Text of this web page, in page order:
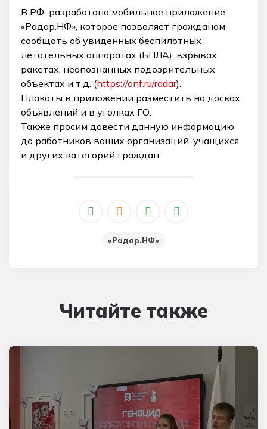
В РФ разработано мобильное приложение
«Радар.НФ», которое позволяет гражданам
сообщать об увиденных беспилотных
летательных аппаратах (БПЛА), взрывах,
ракетах, неопознанных подозрительных
объектах и т.д. (https://onf.ru/radar).
Плакаты в приложении разместить на досках
объявлений и в уголках ГО.
Также просим довести данную информацию
до работников ваших организаций, учащихся
и других категорий граждан.
«Радар.НФ»
Читайте также